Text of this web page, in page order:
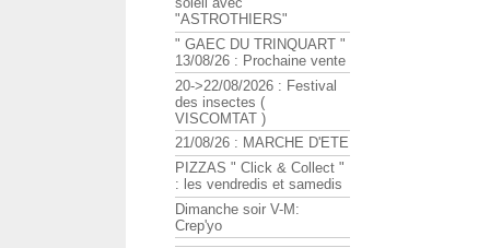
"ASTROTHIERS"
" GAEC DU TRINQUART "
13/08/26 : Prochaine vente
20->22/08/2026 : Festival
des insectes (
VISCOMTAT )
21/08/26 : MARCHE D'ETE
PIZZAS " Click & Collect "
: les vendredis et samedis
Dimanche soir V-M:
Crep'yo